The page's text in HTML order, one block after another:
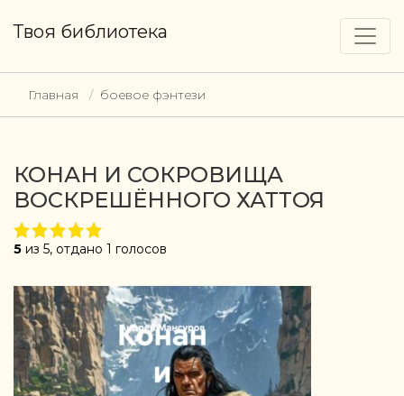
Твоя библиотека
Главная боевое фэнтези
КОНАН И СОКРОВИЩА
ВОСКРЕШЁННОГО ХАТТОЯ
5 из 5, отдано 1 голосов